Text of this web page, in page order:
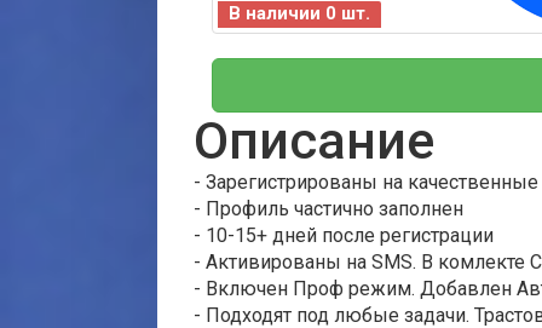
В наличии 0 шт.
Описание
- Зарегистрированы на качественные
- Профиль частично заполнен
- 10-15+ дней после регистрации
- Активированы на SMS. В комлекте
- Включен Проф режим. Добавлен
- Подходят под любые задачи.